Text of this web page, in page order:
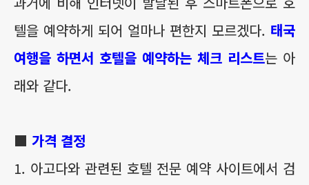
텔을 예약하게 되어 얼마나 편한지 모르겠다. 태국
여행을 하면서 호텔을 예약하는 체크 리스트는 아
래와 같다.
■ 가격 결정
1. 아고다와 관련된 호텔 전문 예약 사이트에서 검